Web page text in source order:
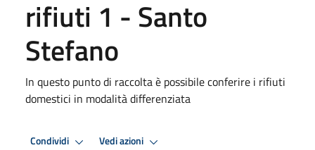
rifiuti 1 - Santo
Stefano
In questo punto di raccolta è possibile conferire i rifiuti
domestici in modalità differenziata
Condividi Vedi azioni